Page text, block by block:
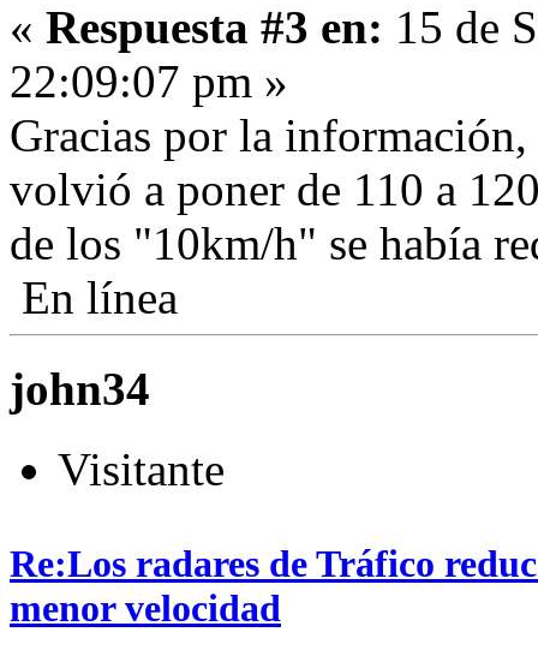
« Respuesta #3 en: 15 de
22:09:07 pm »
Gracias por la información,
volvió a poner de 110 a
de los "10km/h" se había
En línea
john34
Visitante
Re:Los radares de Tráfico
menor velocidad